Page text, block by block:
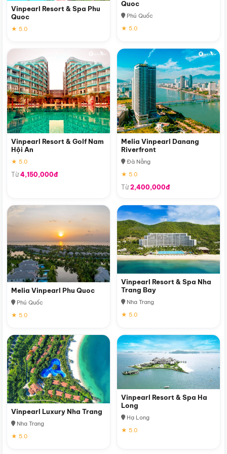
Vinpearl Resort & Spa Phu
Quoc
★ 5.0
Quoc
Phú Quốc
★ 5.0
Vinpearl Resort & Golf Nam
Hội An
★ 5.0
Từ4,150,000đ
Melia Vinpearl Danang
Riverfront
Đà Nẵng
★ 5.0
Từ2,400,000đ
Melia Vinpearl Phu Quoc
Phú Quốc
★ 5.0
Vinpearl Resort & Spa Nha
Trang Bay
Nha Trang
★ 5.0
Vinpearl Luxury Nha Trang
Nha Trang
★ 5.0
Vinpearl Resort & Spa Ha
Long
Hạ Long
★ 5.0